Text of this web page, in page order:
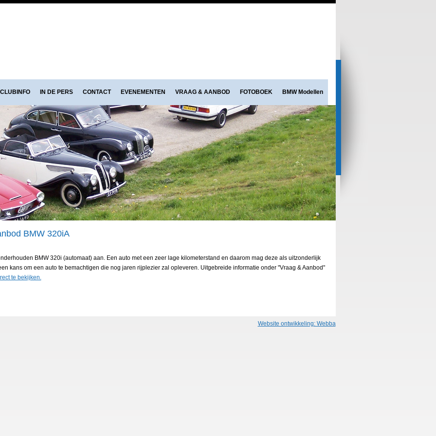
CLUBINFO IN DE PERS CONTACT EVENEMENTEN VRAAG & AANBOD FOTOBOEK BMW Modellen
BMW 320iA
BMW 320i (automaat) aan. Een auto met een zeer lage kilometerstand en daarom mag deze als uitzonderlijk
kans om een auto te bemachtigen die nog jaren rijplezier zal opleveren. Uitgebreide informatie onder "Vraag & Aanbod"
te bekijken.
Website ontwikkeling: Webba